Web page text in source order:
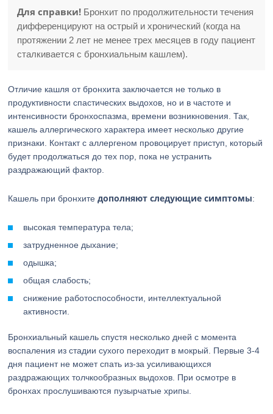
Для справки! Бронхит по продолжительности течения
дифференцируют на острый и хронический (когда на
протяжении 2 лет не менее трех месяцев в году пациент
сталкивается с бронхиальным кашлем).
Отличие кашля от бронхита заключается не только в
продуктивности спастических выдохов, но и в частоте и
интенсивности бронхоспазма, времени возникновения. Так,
кашель аллергического характера имеет несколько другие
признаки. Контакт с аллергеном провоцирует приступ, который
будет продолжаться до тех пор, пока не устранить
раздражающий фактор.
Кашель при бронхитедополняют следующие симптомы:
высокая температура тела;
затрудненное дыхание;
одышка;
общая слабость;
снижение работоспособности, интеллектуальной
активности.
Бронхиальный кашель спустя несколько дней с момента
воспаления из стадии сухого переходит в мокрый. Первые 3-4
дня пациент не может спать из-за усиливающихся
раздражающих толчкообразных выдохов. При осмотре в
бронхах прослушиваются пузырчатые хрипы.